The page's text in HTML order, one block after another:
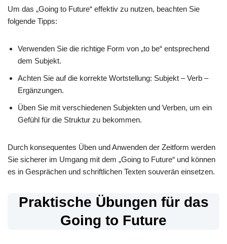
Um das „Going to Future“ effektiv zu nutzen, beachten Sie
folgende Tipps:
Verwenden Sie die richtige Form von „to be“ entsprechend
dem Subjekt.
Achten Sie auf die korrekte Wortstellung: Subjekt – Verb –
Ergänzungen.
Üben Sie mit verschiedenen Subjekten und Verben, um ein
Gefühl für die Struktur zu bekommen.
Durch konsequentes Üben und Anwenden der Zeitform werden
Sie sicherer im Umgang mit dem „Going to Future“ und können
es in Gesprächen und schriftlichen Texten souverän einsetzen.
Praktische Übungen für das
Going to Future